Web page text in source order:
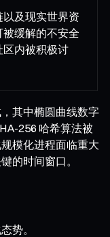
及现实世界资
缓解的不安全
内被积极讨
其中椭圆曲线数字
256 哈希算法被
模化进程面临重大
的时间窗口。
势。